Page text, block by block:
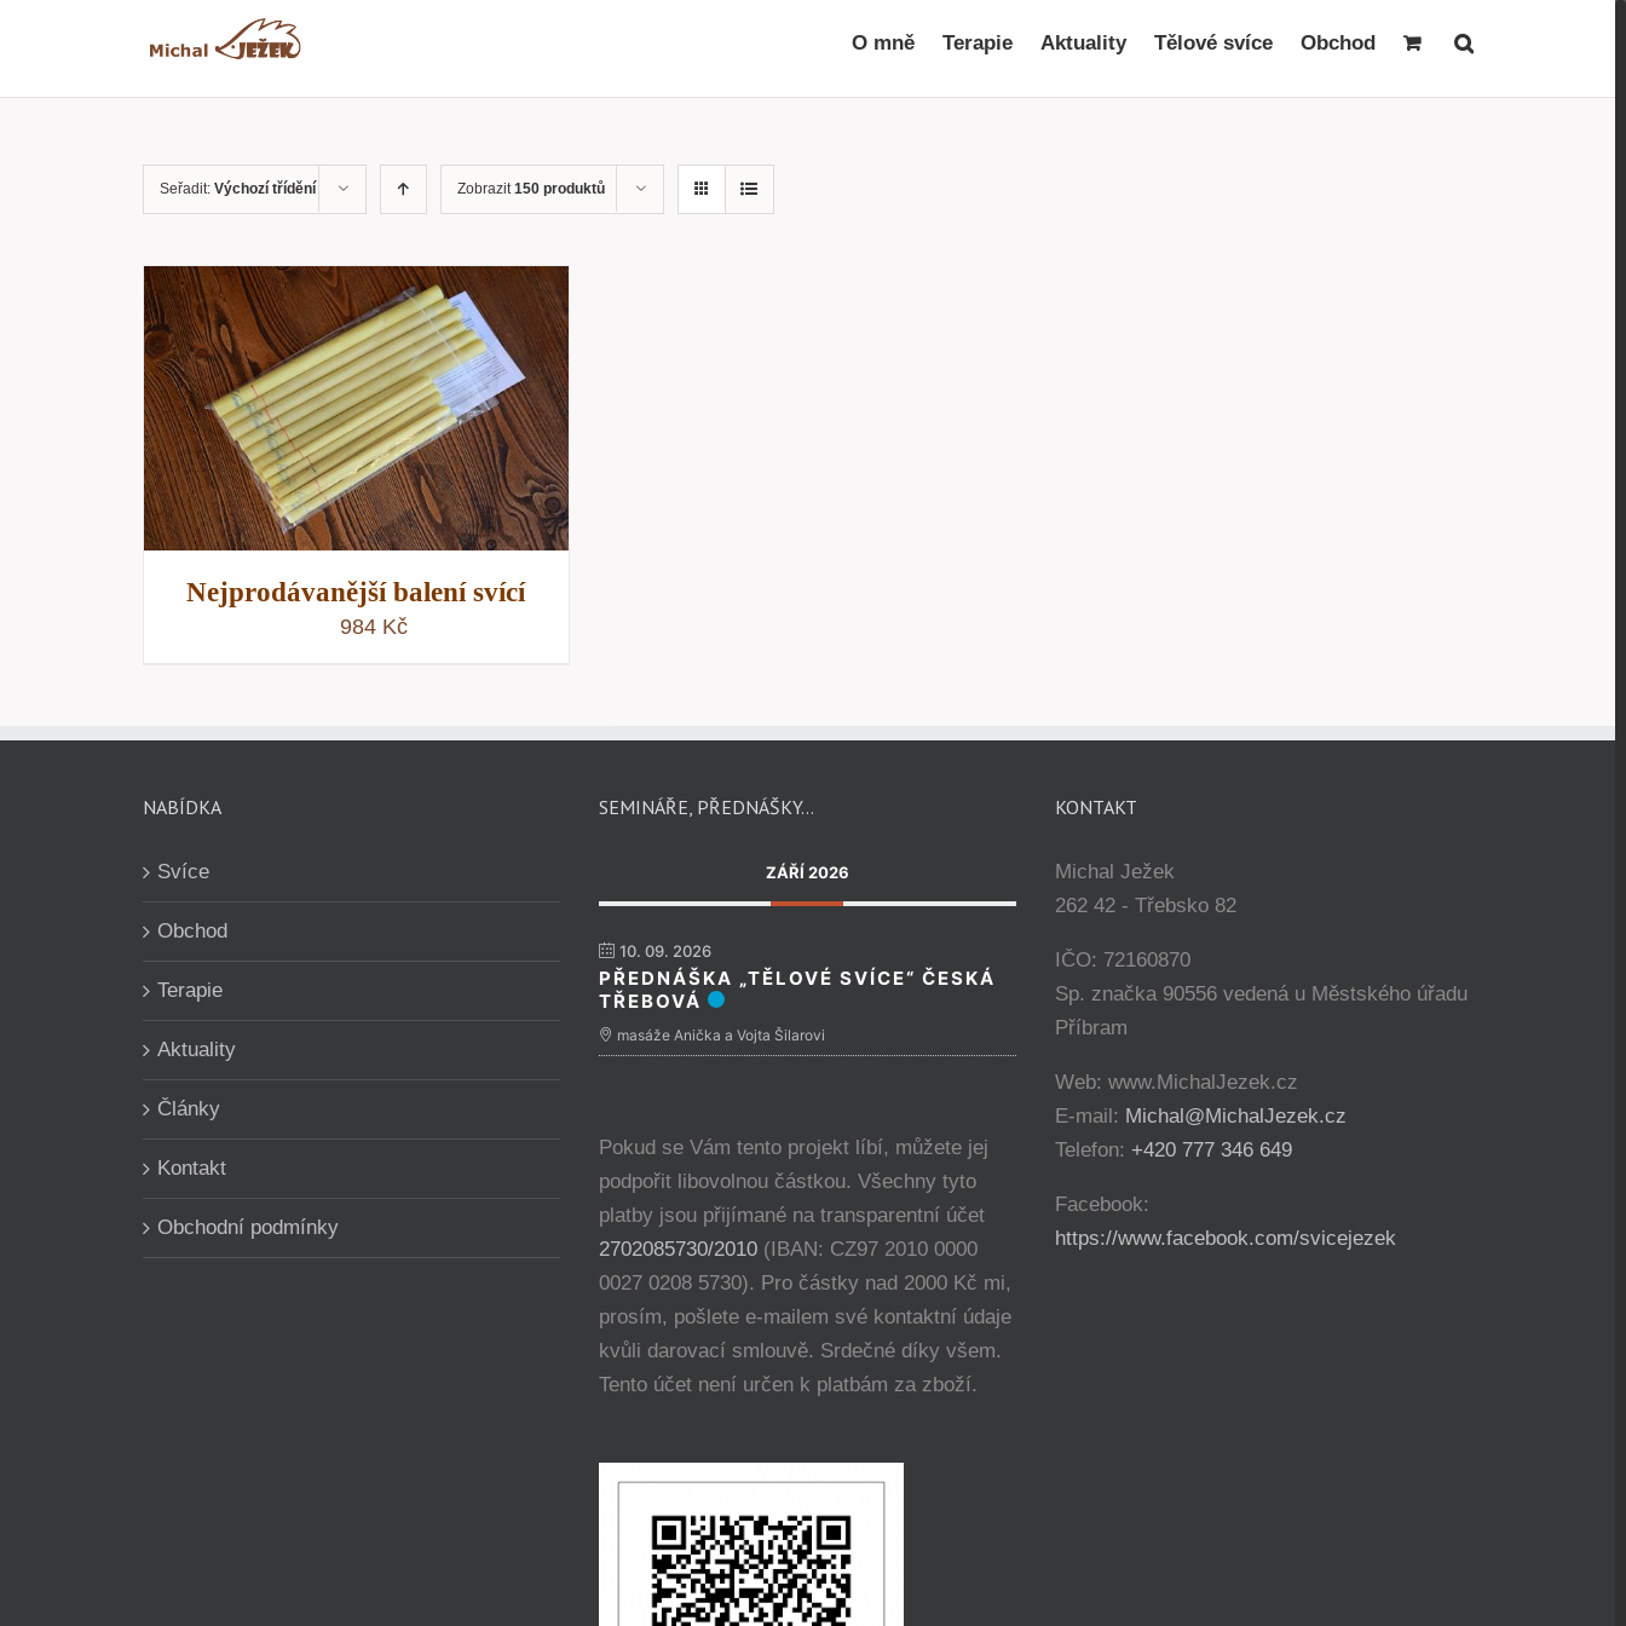
O mně Terapie Aktuality Tělové svíce Obchod
Seřadit: Výchozí třídění Zobrazit150 produktů
Nejprodávanější balení svící
984 Kč
NABÍDKA
Svíce
Obchod
Terapie
Aktuality
Články
Kontakt
Obchodní podmínky
SEMINÁŘE, PŘEDNÁŠKY…
ZÁŘÍ 2026
10. 09. 2026
PŘEDNÁŠKA „TĚLOVÉ SVÍCE“ ČESKÁ
TŘEBOVÁ
masáže Anička a Vojta Šilarovi
Pokud se Vám tento projekt líbí, můžete jej
podpořit libovolnou částkou. Všechny tyto
platby jsou přijímané na transparentní účet
2702085730/2010(IBAN: CZ97 2010 0000
0027 0208 5730). Pro částky nad 2000 Kč mi,
prosím, pošlete e-mailem své kontaktní údaje
kvůli darovací smlouvě. Srdečné díky všem.
Tento účet není určen k platbám za zboží.
KONTAKT
Michal Ježek
262 42 - Třebsko 82
IČO: 72160870
Sp. značka 90556 vedená u Městského úřadu
Příbram
Web: www.MichalJezek.cz
E-mail: Michal@MichalJezek.cz
Telefon: +420 777 346 649
Facebook:
https://www.facebook.com/svicejezek